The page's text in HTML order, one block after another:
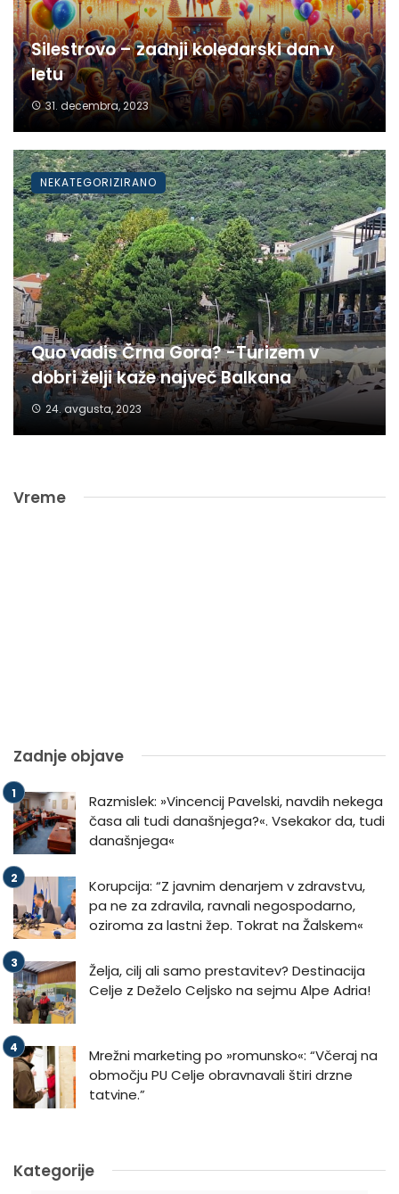
Silestrovo – zadnji koledarski dan v
letu
31. decembra, 2023
Quo vadis Črna Gora? -Turizem v
dobri želji kaže največ Balkana
24. avgusta, 2023
NEKATEGORIZIRANO
Vreme
Zadnje objave
Razmislek: »Vincencij Pavelski, navdih nekega
časa ali tudi današnjega?«. Vsekakor da, tudi
današnjega«
Korupcija: “Z javnim denarjem v zdravstvu,
pa ne za zdravila, ravnali negospodarno,
oziroma za lastni žep. Tokrat na Žalskem«
Želja, cilj ali samo prestavitev? Destinacija
Celje z Deželo Celjsko na sejmu Alpe Adria!
Mrežni marketing po »romunsko«: “Včeraj na
območju PU Celje obravnavali štiri drzne
tatvine.”
Kategorije